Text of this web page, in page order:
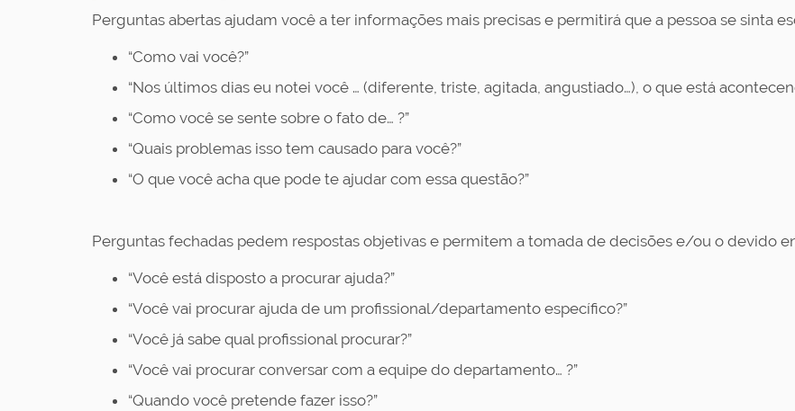
Perguntas abertas ajudam você a ter informações mais precisas e permitirá que a pessoa se sinta
“Como vai você?”
“Nos últimos dias eu notei você … (diferente, triste, agitada, angustiado…), o que está
“Como você se sente sobre o fato de… ?”
“Quais problemas isso tem causado para você?”
“O que você acha que pode te ajudar com essa questão?”
Perguntas fechadas pedem respostas objetivas e permitem a tomada de decisões e/ou o devido
“Você está disposto a procurar ajuda?”
“Você vai procurar ajuda de um profissional/departamento específico?”
“Você já sabe qual profissional procurar?”
“Você vai procurar conversar com a equipe do departamento… ?”
“Quando você pretende fazer isso?”